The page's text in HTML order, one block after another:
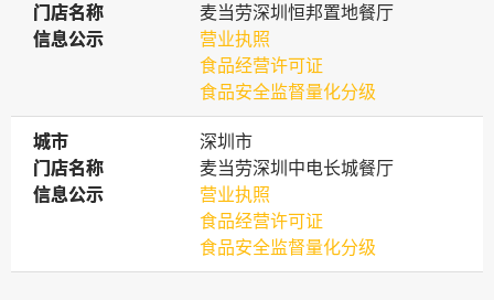
门店名称
门店名称
麦当劳深圳恒邦置地餐厅
信息公示
信息公示
营业执照
食品经营许可证
食品安全监督量化分级
城市
城市
深圳市
门店名称
门店名称
麦当劳深圳中电长城餐厅
信息公示
信息公示
营业执照
食品经营许可证
食品安全监督量化分级